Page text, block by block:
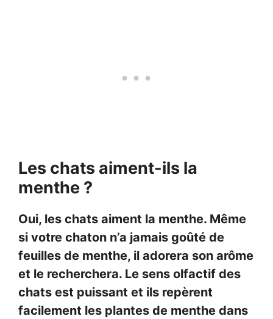
Les chats aiment-ils la
menthe ?
Oui, les chats aiment la menthe. Même
si votre chaton n’a jamais goûté de
feuilles de menthe, il adorera son arôme
et le recherchera. Le sens olfactif des
chats est puissant et ils repèrent
facilement les plantes de menthe dans